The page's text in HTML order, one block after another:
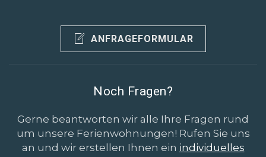
ANFRAGEFORMULAR
Noch Fragen?
Gerne beantworten wir alle Ihre Fragen rund
um unsere Ferienwohnungen! Rufen Sie uns
an und wir erstellen Ihnen ein individuelles